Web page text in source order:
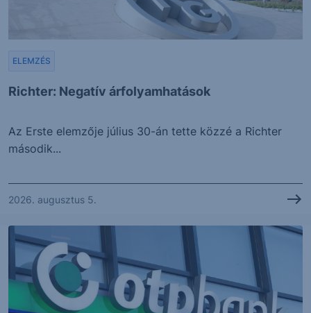
Richter: Negatív árfolyamhatások
ELEMZÉS
Az Erste elemzője július 30-án tette közzé a Richter
második...
2026. augusztus 5.